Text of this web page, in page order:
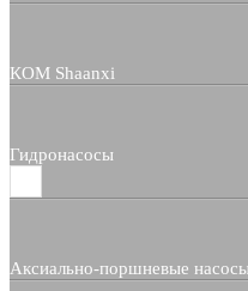
КОМ Shaanxi
Гидронасосы
Аксиально-поршневые